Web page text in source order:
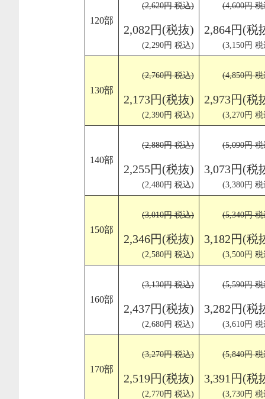
120部
(2,620円 税込)
2,082円(税抜)
(2,290円 税込)
(4,600円
2,864円(税
(3,150円
130部
(2,760円 税込)
2,173円(税抜)
(2,390円 税込)
(4,850円
2,973円(税
(3,270円
140部
(2,880円 税込)
2,255円(税抜)
(2,480円 税込)
(5,090円
3,073円(税
(3,380円
150部
(3,010円 税込)
2,346円(税抜)
(2,580円 税込)
(5,340円
3,182円(税
(3,500円
160部
(3,130円 税込)
2,437円(税抜)
(2,680円 税込)
(5,590円
3,282円(税
(3,610円
170部
(3,270円 税込)
2,519円(税抜)
(2,770円 税込)
(5,840円
3,391円(税
(3,730円